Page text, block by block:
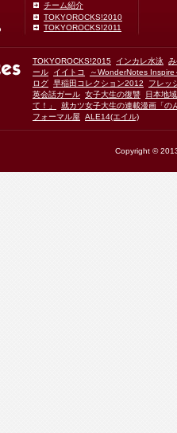
チーム紹介
TOKYOROCKS!2010
TOKYOROCKS!2011
TOKYOROCKS!2015 インカレ水泳
ール
イイトコ
～WonderNotes Inspire
ログ 早稲田コレクション2012
フレッ
英会話ガール 女子大生の復讐
日本地
て！」
就カツ女子大生の連載漫画「の
フォーマル屋
ALE14(エイル)
Copyright ©